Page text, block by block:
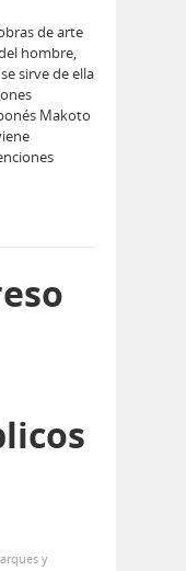
de arte
hombre,
sirve de ella
Makoto
y